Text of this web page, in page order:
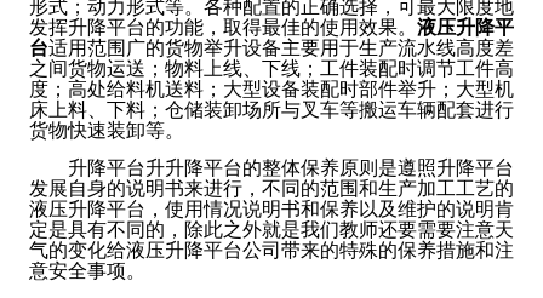
形式；动力形式等。各种配置的正确选择，可最大限度地
发挥升降平台的功能，取得最佳的使用效果。 液压升降平
台适用范围广的货物举升设备主要用于生产流水线高度差
之间货物运送；物料上线、下线；工件装配时调节工件高
度；高处给料机送料；大型设备装配时部件举升；大型机
床上料、下料；仓储装卸场所与叉车等搬运车辆配套进行
货物快速装卸等。
升降平台升升降平台的整体保养原则是遵照升降平台
发展自身的说明书来进行，不同的范围和生产加工工艺的
液压升降平台，使用情况说明书和保养以及维护的说明肯
定是具有不同的，除此之外就是我们教师还要需要注意天
气的变化给液压升降平台公司带来的特殊的保养措施和注
意安全事项。